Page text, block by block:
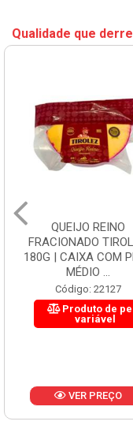
Qualidade que
QUEIJO REINO
FRACIONADO
180G | CAIXA COM
MÉDIO ...
Código: 22127
Produto de
variável
VER PREÇO